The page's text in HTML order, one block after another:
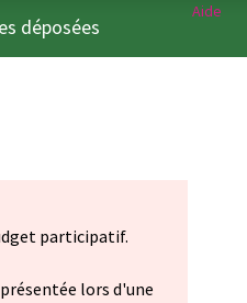
Aide
déposées
participatif.
lors d'une